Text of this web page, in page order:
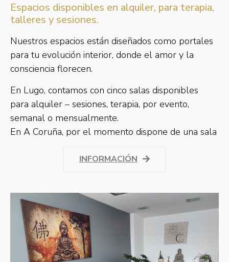
Espacios disponibles en alquiler, para terapia,
talleres y sesiones.
Nuestros espacios están diseñados como portales
para tu evolución interior, donde el amor y la
consciencia florecen.
En Lugo, contamos con cinco salas disponibles
para alquiler – sesiones, terapia, por evento,
semanal o mensualmente.
En A Coruña, por el momento dispone de una sala
INFORMACIÓN